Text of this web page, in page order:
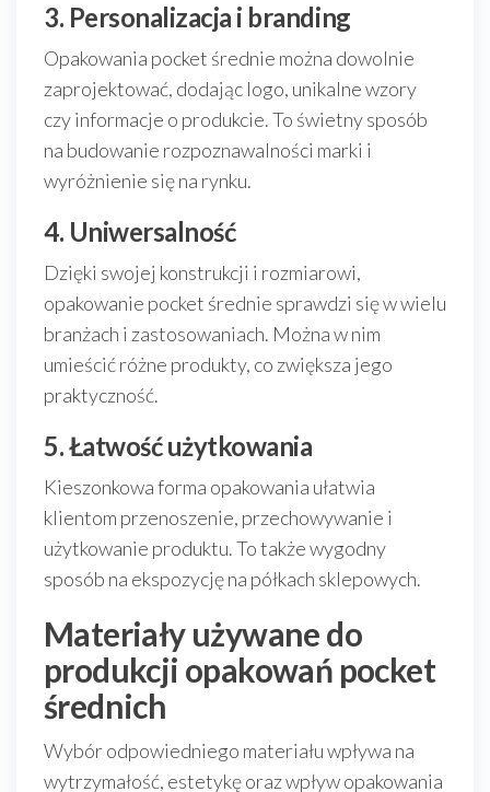
3. Personalizacja i branding
Opakowania pocket średnie można dowolnie
zaprojektować, dodając logo, unikalne wzory
czy informacje o produkcie. To świetny sposób
na budowanie rozpoznawalności marki i
wyróżnienie się na rynku.
4. Uniwersalność
Dzięki swojej konstrukcji i rozmiarowi,
opakowanie pocket średnie sprawdzi się w wielu
branżach i zastosowaniach. Można w nim
umieścić różne produkty, co zwiększa jego
praktyczność.
5. Łatwość użytkowania
Kieszonkowa forma opakowania ułatwia
klientom przenoszenie, przechowywanie i
użytkowanie produktu. To także wygodny
sposób na ekspozycję na półkach sklepowych.
Materiały używane do
produkcji opakowań pocket
średnich
Wybór odpowiedniego materiału wpływa na
wytrzymałość, estetykę oraz wpływ opakowania